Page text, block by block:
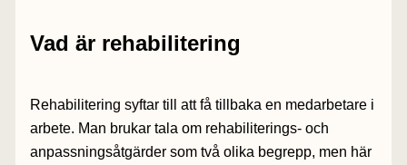
Vad är rehabilitering
Rehabilitering syftar till att få tillbaka en medarbetare i
arbete. Man brukar tala om rehabiliterings- och
anpassningsåtgärder som två olika begrepp, men här